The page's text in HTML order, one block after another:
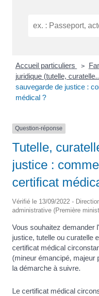
Accueil particuliers >
juridique (tutelle,
sauvegarde de justice :
médical ?
Question-réponse
Tutelle,
justice :
certificat
Vérifié le 13/09/2022 -
administrative (Première
Vous souhaitez demander
justice, tutelle ou curatelle
certificat médical
(mineur émancipé, majeur
la démarche à suivre.
Le certificat médical